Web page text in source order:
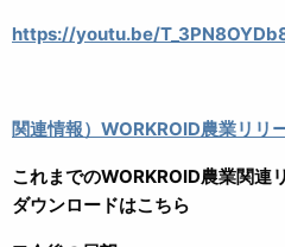
https://youtu.be/
関連情報）WORKROID農業リリ
これまでのWORKROID農業関連
ダウンロードはこちら